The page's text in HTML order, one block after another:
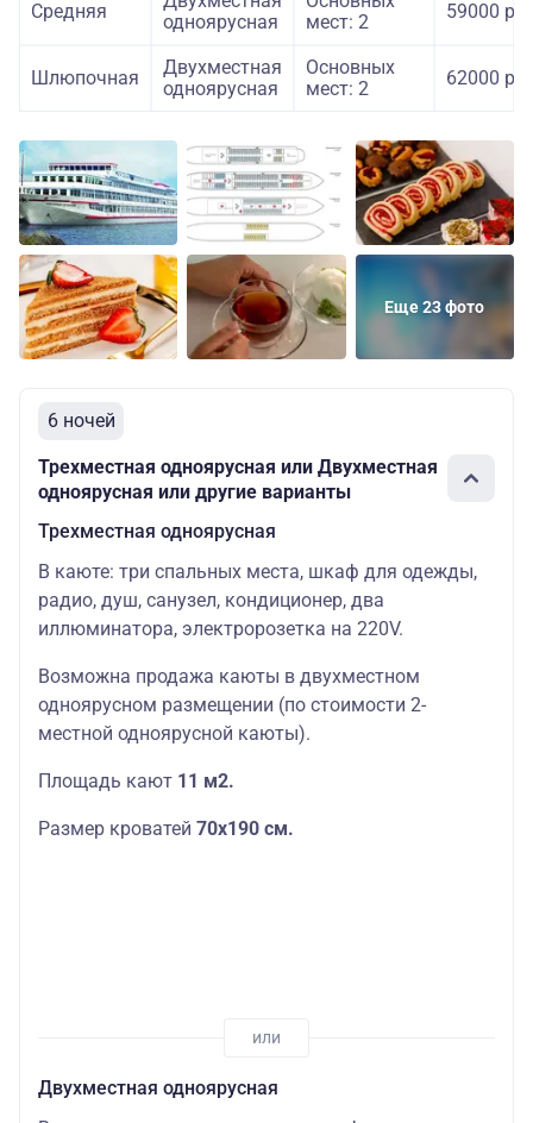
Средняя
одноярусная
мест: 2
59000
Шлюпочная
Двухместная
одноярусная
Основных
мест: 2
62000
Еще 23 фото
6 ночей
Трехместная одноярусная или Двухместная
одноярусная или другие варианты
Трехместная одноярусная
В каюте: три спальных места, шкаф для одежды,
радио, душ, санузел, кондиционер, два
иллюминатора, электророзетка на 220V.
Возможна продажа каюты в двухместном
одноярусном размещении (по стоимости 2-
местной одноярусной каюты).
Площадь кают 11 м2.
Размер кроватей 70х190 см.
Двухместная одноярусная